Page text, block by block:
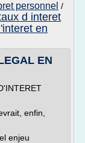
personnel /
d interet
en
EN
enfin,
enjeu